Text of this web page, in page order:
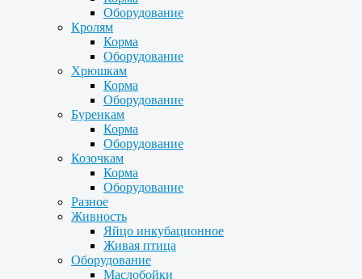
Оборудование
Кролям
Корма
Оборудование
Хрюшкам
Корма
Оборудование
Буренкам
Корма
Оборудование
Козочкам
Корма
Оборудование
Разное
Живность
Яйцо инкубационное
Живая птица
Оборудование
Маслобойки